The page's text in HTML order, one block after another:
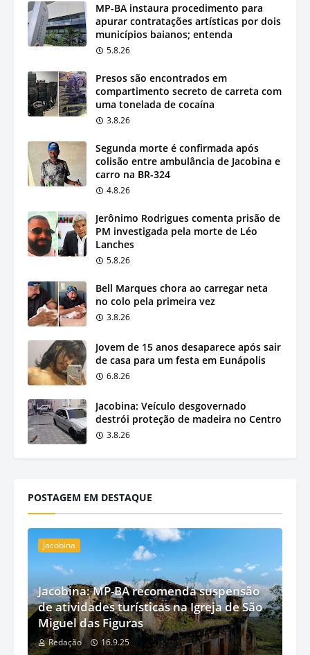
MP-BA instaura procedimento para
apurar contratações artísticas por dois
municípios baianos; entenda
5.8.26
Presos são encontrados em
compartimento secreto de carreta com
uma tonelada de cocaína
3.8.26
Segunda morte é confirmada após
colisão entre ambulância de Jacobina e
carro na BR-324
4.8.26
Jerônimo Rodrigues comenta prisão de
PM investigada pela morte de Léo
Lanches
5.8.26
Bell Marques chora ao carregar neta
no colo pela primeira vez
3.8.26
Jovem de 15 anos desaparece após sair
de casa para um festa em Eunápolis
6.8.26
Jacobina: Veículo desgovernado
destrói proteção de madeira no Centro
3.8.26
POSTAGEM EM DESTAQUE
Jacobina
Jacobina: MP-BA recomenda suspensão
de atividades turísticas na Igreja de São
Miguel das Figuras
Redação 16.9.25